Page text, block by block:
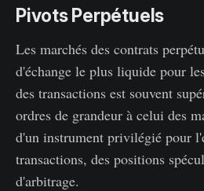
Pivots Perpétuels
Les marchés des contrats
d'échange le plus liquide pour
des transactions est souvent
ordres de grandeur à celui des
d'un instrument privilégié pour
transactions, des positions
d'arbitrage.